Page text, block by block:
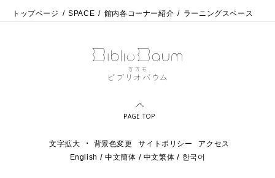
トップページ SPACE 館内各コーナー紹介 ラーニングスペース
English 中文簡体 中文繁体 한국어
文字拡大 ・ 背景色変更 サイトポリシー アクセス
PAGE TOP